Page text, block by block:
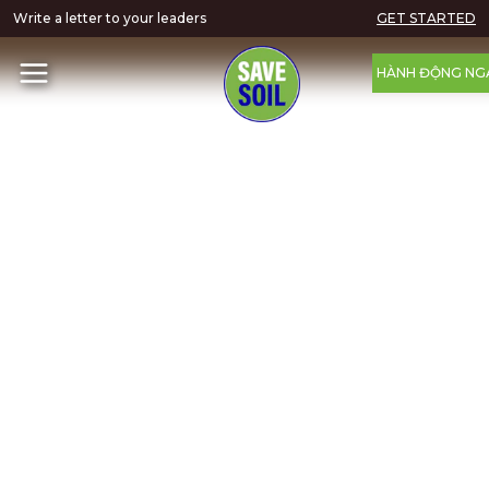
Write a letter to your leaders GET STARTED
HÀNH ĐỘNG